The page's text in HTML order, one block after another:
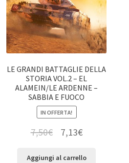
LE GRANDI BATTAGLIE DELLA
STORIA VOL.2 – EL
ALAMEIN/LE ARDENNE –
SABBIA E FUOCO
IN OFFERTA!
7,50€ 7,13€
Aggiungi al carrello